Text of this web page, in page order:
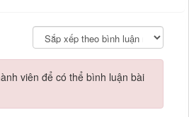
viên để có thể bình luận bài